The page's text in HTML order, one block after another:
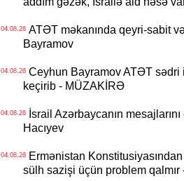
04.08.26ATƏT məkanında qeyri-sabit
Bayramov
04.08.26Ceyhun Bayramov ATƏT sədri
keçirib - MÜZAKİRƏ
04.08.26İsrail Azərbaycanın
Hacıyev
04.08.26Ermənistan Konstitusiyasından
sülh sazişi üçün problem qalmır